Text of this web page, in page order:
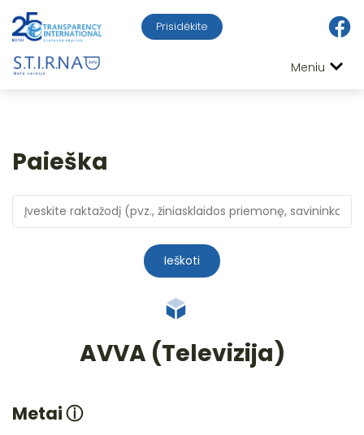
Prisidėkite
Meniu
Paieška
Ieškoti
AVVA (Televizija)
Metaiⓘ